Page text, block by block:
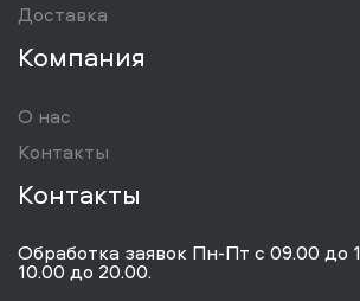
Доставка
Компания
О нас
Контакты
Контакты
Обработка заявок Пн-Пт с 09.00 до
10.00 до 20.00.